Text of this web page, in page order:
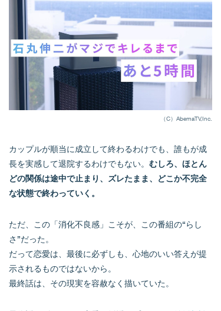
（C）AbemaTV,Inc.
カップルが順当に成立して終わるわけでも、誰もが成
長を実感して退院するわけでもない。 むしろ、ほとん
どの関係は途中で止まり、ズレたまま、どこか不完全
な状態で終わっていく。
ただ、この「消化不良感」こそが、この番組の“らし
さ”だった。
だって恋愛は、最後に必ずしも、心地のいい答えが提
示されるものではないから。
最終話は、その現実を容赦なく描いていた。